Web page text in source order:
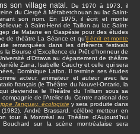
son village natal.
De 1970 à 1973, il
du Clergé à Métabetchouan au lac Saint-
son nom. En 1975, il écrit et monte
à Saint-Henri de Taillon au lac Saint-
de Matane en Gaspésie pour des études
de théâtre La Séance et qu’il écrit et monte
remarquées dans les différents festivals
Bourse d’Excellence du Prêt d’honneur de
d’Ottawa au département de théâtre
Zana, Isabelle Cauchy et celle qui sera
Dominique Lafon. Il termine ses études
acteur, animateur et auteur avec les
français (le Théâtre du Nouvel-Ontario, la
deviendra le Théâtre du Trillium sous sa
de l’Atelier du Centre national des
Tanguay, écologiste y sera produite dans
André Brassard, célèbre metteur en
tour à Montréal au Théâtre d’Aujourd’hui
sur la scène montréalaise sera